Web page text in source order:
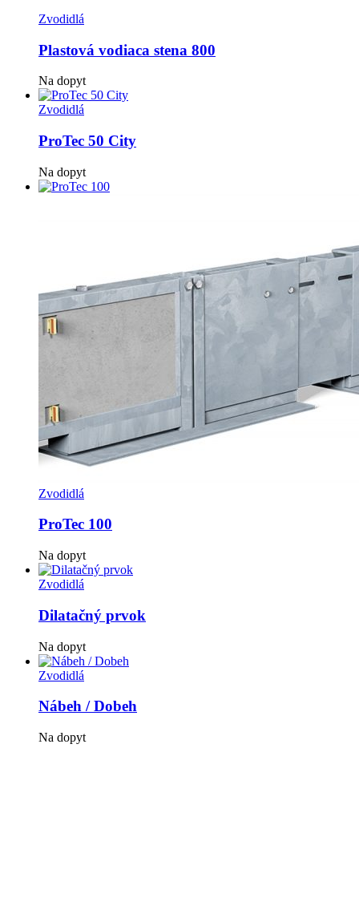
Zvodidlá
Plastová vodiaca stena 800
Na dopyt
Zvodidlá
ProTec 50 City
Na dopyt
Zvodidlá
ProTec 100
Na dopyt
Zvodidlá
Dilatačný prvok
Na dopyt
Zvodidlá
Nábeh / Dobeh
Na dopyt